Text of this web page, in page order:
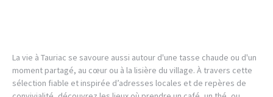
La vie à Tauriac se savoure aussi autour d'une tasse chaude ou d'un
moment partagé, au cœur ou à la lisière du village. À travers cette
sélection fiable et inspirée d’adresses locales et de repères de